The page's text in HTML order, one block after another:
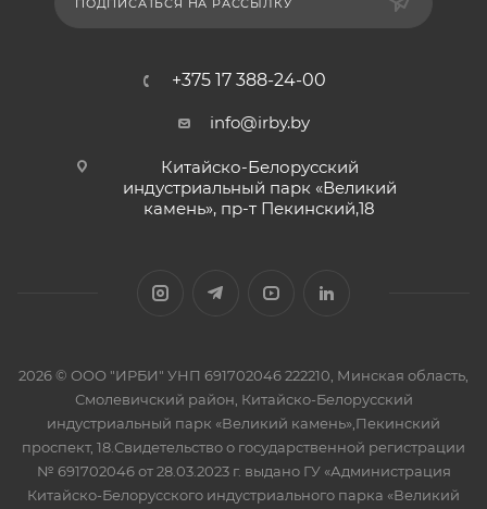
ПОДПИСАТЬСЯ НА РАССЫЛКУ
+375 17 388-24-00
info@irby.by
Китайско-Белорусский
индустриальный парк «Великий
камень», пр-т Пекинский,18
2026 © ООО "ИРБИ" УНП 691702046 222210, Минская область,
Смолевичский район, Китайско-Белорусский
индустриальный парк «Великий камень»,Пекинский
проспект, 18.Свидетельство о государственной регистрации
№ 691702046 от 28.03.2023 г. выдано ГУ «Администрация
Китайско-Белорусского индустриального парка «Великий